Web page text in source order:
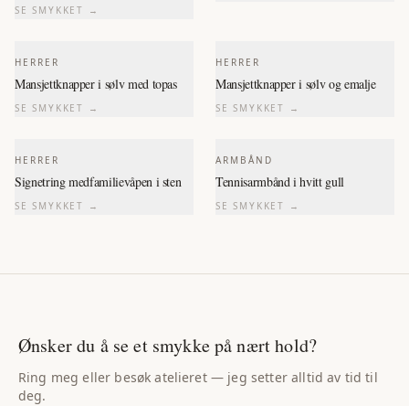
SE SMYKKET →
HERRER
Mansjettknapper i sølv med topas
SE SMYKKET →
HERRER
Mansjettknapper i sølv og emalje
SE SMYKKET →
HERRER
Signetring medfamilievåpen i sten
SE SMYKKET →
ARMBÅND
Tennisarmbånd i hvitt gull
SE SMYKKET →
Ønsker du å se et smykke på nært hold?
Ring meg eller besøk atelieret — jeg setter alltid av tid til
deg.